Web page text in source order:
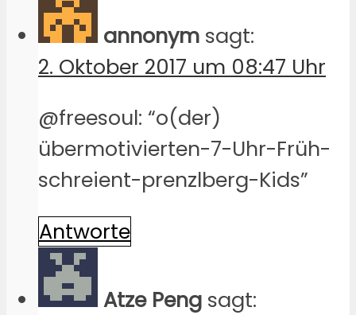
annonym sagt:
2. Oktober 2017 um 08:47 Uhr
@freesoul: “o(der)
übermotivierten-7-Uhr-Früh-
schreient-prenzlberg-Kids”
Antworte
Atze Peng sagt: